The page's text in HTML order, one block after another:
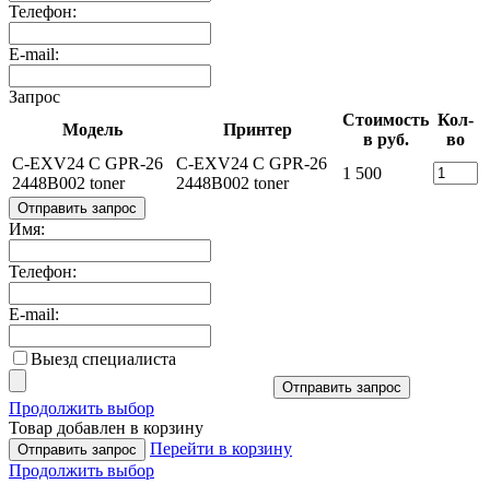
Телефон:
E-mail:
Запрос
Модель
Принтер
Стоимость
в руб.
Кол-
во
C-EXV24 C GPR-26
2448B002 toner
C-EXV24 C GPR-26
2448B002 toner
1 500
Отправить запрос
Имя:
Телефон:
E-mail:
Выезд специалиста
Отправить запрос
Продолжить выбор
Товар добавлен в корзину
Отправить запрос
Перейти в корзину
Продолжить выбор